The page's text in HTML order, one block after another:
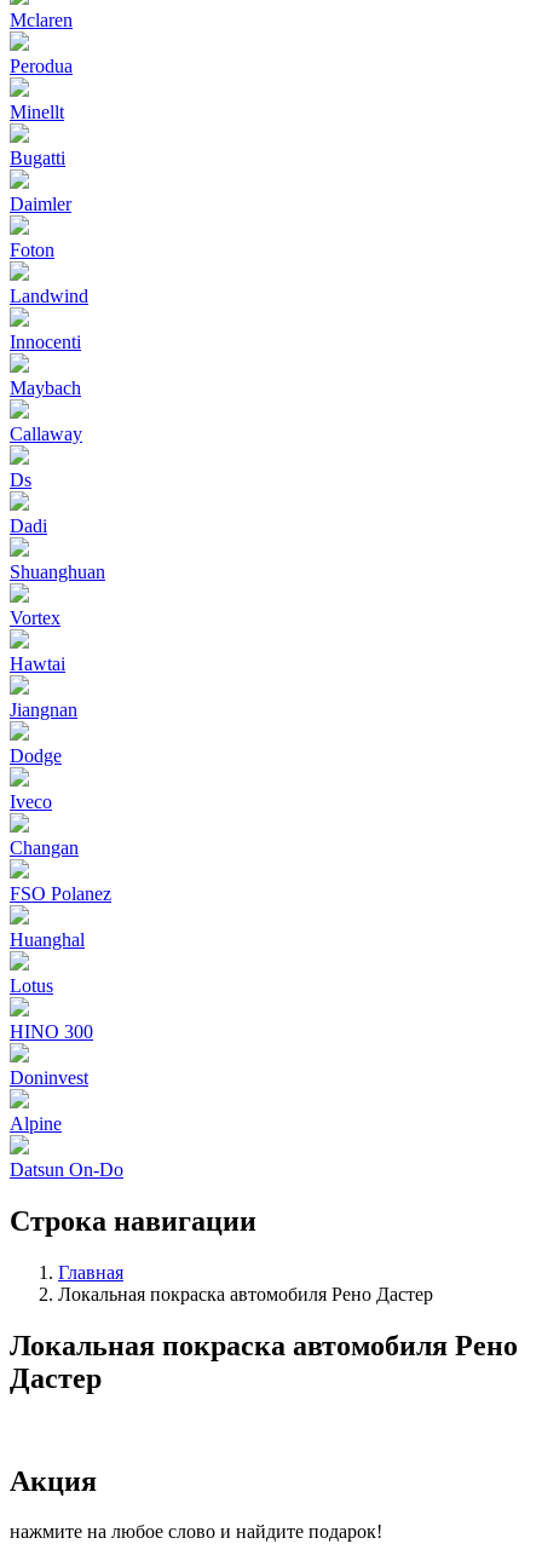
Mclaren
Perodua
Minellt
Bugatti
Daimler
Foton
Landwind
Innocenti
Maybach
Callaway
Ds
Dadi
Shuanghuan
Vortex
Hawtai
Jiangnan
Dodge
Iveco
Changan
FSO Polanez
Huanghal
Lotus
HINO 300
Doninvest
Alpine
Datsun On-Do
Строка навигации
Главная
Локальная покраска автомобиля Рено Дастер
Локальная покраска автомобиля Рено
Дастер
Акция
нажмите на любое слово и найдите подарок!